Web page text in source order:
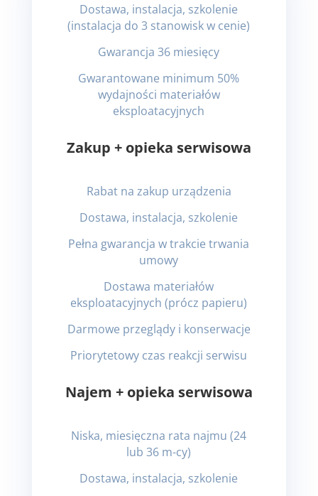
Dostawa, instalacja, szkolenie
(instalacja do 3 stanowisk w cenie)
Gwarancja 36 miesięcy
Gwarantowane minimum 50%
wydajności materiałów
eksploatacyjnych
Zakup + opieka serwisowa
Rabat na zakup urządzenia
Dostawa, instalacja, szkolenie
Pełna gwarancja w trakcie trwania
umowy
Dostawa materiałów
eksploatacyjnych (prócz papieru)
Darmowe przeglądy i konserwacje
Priorytetowy czas reakcji serwisu
Najem + opieka serwisowa
Niska, miesięczna rata najmu (24
lub 36 m-cy)
Dostawa, instalacja, szkolenie